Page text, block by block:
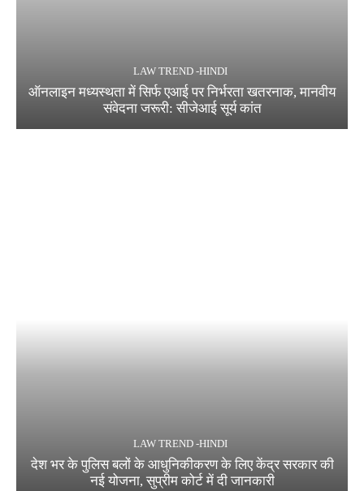
LAW TREND -HINDI
ऑनलाइन मध्यस्थता में सिर्फ एआई पर निर्भरता खतरनाक, मानवीय
संवेदना जरूरी: सीजेआई सूर्य कांत
LAW TREND -HINDI
देश भर के पुलिस बलों के आधुनिकीकरण के लिए केंद्र सरकार की
नई योजना, सुप्रीम कोर्ट में दी जानकारी